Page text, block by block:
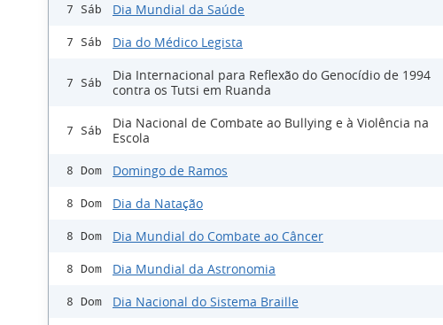
7 Sáb Dia Mundial da Saúde
7 Sáb Dia do Médico Legista
7 Sáb
Dia Internacional para Reflexão do Genocídio de 1994
contra os Tutsi em Ruanda
7 Sáb
Dia Nacional de Combate ao Bullying e à Violência na
Escola
8 Dom Domingo de Ramos
8 Dom Dia da Natação
8 Dom Dia Mundial do Combate ao Câncer
8 Dom Dia Mundial da Astronomia
8 Dom Dia Nacional do Sistema Braille